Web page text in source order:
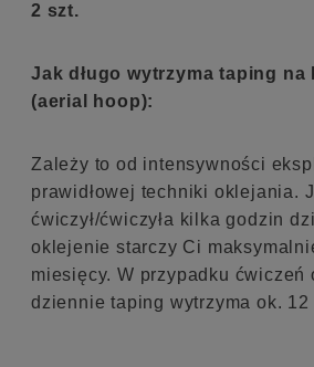
2 szt.
Jak długo wytrzyma taping na
(aerial hoop):
Zależy to od intensywności
prawidłowej techniki oklejania.
ćwiczył/ćwiczyła kilka godzin
oklejenie starczy Ci
miesięcy. W przypadku ćwiczeń
dziennie taping wytrzyma ok. 12